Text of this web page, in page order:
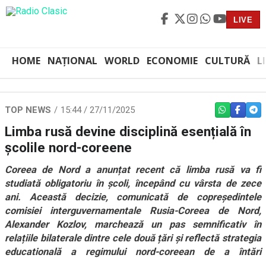
LIVE
HOME NAȚIONAL WORLD ECONOMIE CULTURĂ
TOP NEWS 15:44 / 27/11/2025 WHATSAPP
Limba rusă devine disciplină esențială în
școlile nord-coreene
Coreea de Nord a anunțat recent că limba rusă va fi
studiată obligatoriu în școli, începând cu vârsta de zece
ani. Această decizie, comunicată de copreședintele
comisiei interguvernamentale Rusia-Coreea de Nord,
Alexander Kozlov, marchează un pas semnificativ în
relațiile bilaterale dintre cele două țări și reflectă strategia
educatională a regimului nord-coreean de a întări